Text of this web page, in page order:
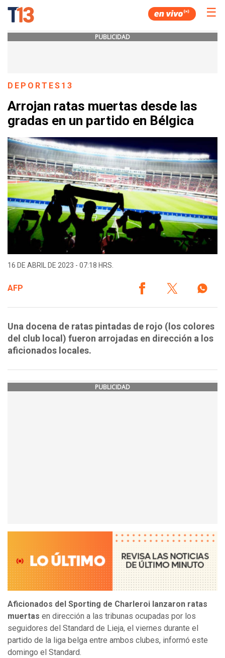
☰
PUBLICIDAD
DEPORTES13
Arrojan ratas muertas desde las
gradas en un partido en Bélgica
16 DE ABRIL DE 2023 - 07:18 HRS.
AFP
Una docena de ratas pintadas de rojo (los colores
del club local) fueron arrojadas en dirección a los
aficionados locales.
PUBLICIDAD
Aficionados del Sporting de Charleroi lanzaron ratas
muertas en dirección a las tribunas ocupadas por los
seguidores del Standard de Lieja, el viernes durante el
partido de la liga belga entre ambos clubes, informó este
domingo el Standard.